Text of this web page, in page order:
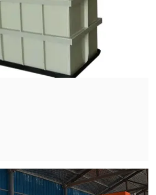
的成分和浓度，确保其在规定的范围内。可
法或仪器分析来检测电镀液中的金属离子浓
pH 值等参数。根据检测结果，及时补充或调
度。使用加热和冷却装置，将电镀液的温度
。温度过高或过低都会影响电镀质量和电
。定期过滤电镀液，去 除其中的杂质和沉
机或滤芯进行过滤。同时，避免将油污、
冷却装置、搅拌装置、阳极和阴极导电装